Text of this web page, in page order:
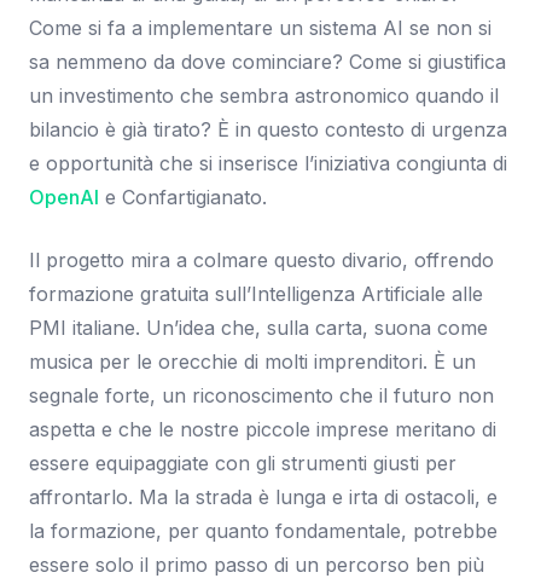
Come si fa a implementare un sistema AI se non si
sa nemmeno da dove cominciare? Come si giustifica
un investimento che sembra astronomico quando il
bilancio è già tirato? È in questo contesto di urgenza
e opportunità che si inserisce l’iniziativa congiunta di
OpenAI e Confartigianato.
Il progetto mira a colmare questo divario, offrendo
formazione gratuita sull’Intelligenza Artificiale alle
PMI italiane. Un’idea che, sulla carta, suona come
musica per le orecchie di molti imprenditori. È un
segnale forte, un riconoscimento che il futuro non
aspetta e che le nostre piccole imprese meritano di
essere equipaggiate con gli strumenti giusti per
affrontarlo. Ma la strada è lunga e irta di ostacoli, e
la formazione, per quanto fondamentale, potrebbe
essere solo il primo passo di un percorso ben più